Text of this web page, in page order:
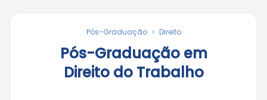
Pós-Graduação Direito
Pós-Graduação em
Direito do Trabalho